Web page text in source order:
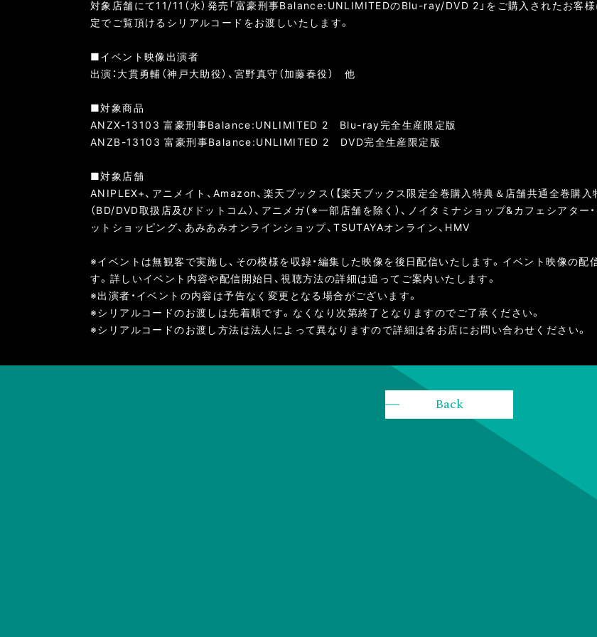
対象店舗にて11/11（水）発売「富豪刑事Balance:UNLIMITEDのBlu-ray/DVD 2」をご購入されたお客
定でご覧頂けるシリアルコードをお渡しいたします。
■イベント映像出演者
出演：大貫勇輔（神戸大助役）、宮野真守（加藤春役） 他
■対象商品
ANZX-13103 富豪刑事Balance:UNLIMITED 2 Blu-ray完全生産限定版
ANZB-13103 富豪刑事Balance:UNLIMITED 2 DVD完全生産限定版
■対象店舗
ANIPLEX+、アニメイト、Amazon、楽天ブックス（【楽天ブックス限定全巻購入特典＆店舗共通全巻購入
（BD/DVD取扱店及びドットコム）、アニメガ（※一部店舗を除く）、ノイタミナショップ&カフェシアタ
ットショッピング、あみあみオンラインショップ、TSUTAYAオンライン、HMV
※イベントは無観客で実施し、その模様を収録・編集した映像を後日配信いたします。イベント映像の
す。詳しいイベント内容や配信開始日、視聴方法の詳細は追ってご案内いたします。
※出演者・イベントの内容は予告なく変更となる場合がございます。
※シリアルコードのお渡しは先着順です。なくなり次第終了となりますのでご了承ください。
※シリアルコードのお渡し方法は法人によって異なりますので詳細は各お店にお問い合わせください。
Back